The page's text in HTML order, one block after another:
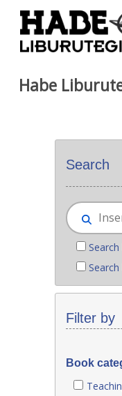
Skip to Main Content
Habe
Search
Filter by
Book